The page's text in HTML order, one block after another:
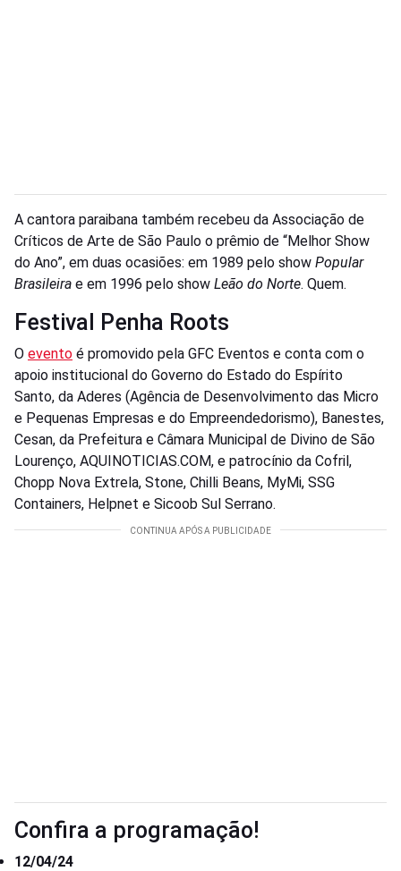
A cantora paraibana também recebeu da Associação de
Críticos de Arte de São Paulo o prêmio de “Melhor Show
do Ano”, em duas ocasiões: em 1989 pelo show Popular
Brasileira e em 1996 pelo show Leão do Norte. Quem.
Festival Penha Roots
O evento é promovido pela GFC Eventos e conta com o
apoio institucional do Governo do Estado do Espírito
Santo, da Aderes (Agência de Desenvolvimento das Micro
e Pequenas Empresas e do Empreendedorismo), Banestes,
Cesan, da Prefeitura e Câmara Municipal de Divino de São
Lourenço, AQUINOTICIAS.COM, e patrocínio da Cofril,
Chopp Nova Extrela, Stone, Chilli Beans, MyMi, SSG
Containers, Helpnet e Sicoob Sul Serrano.
Confira a programação!
12/04/24